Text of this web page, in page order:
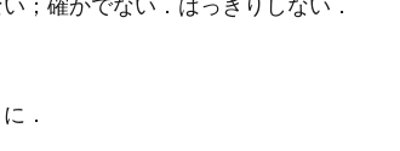
；確かでない．はっきりしない．
．